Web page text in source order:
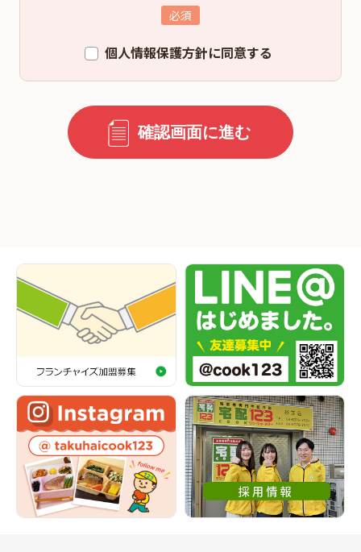
個人情報保護方針に同意する
確認画面に進む